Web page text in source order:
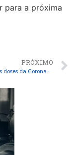
para a próxima
PRÓXIMO